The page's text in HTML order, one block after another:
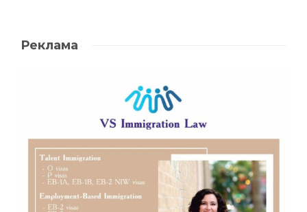
Реклама